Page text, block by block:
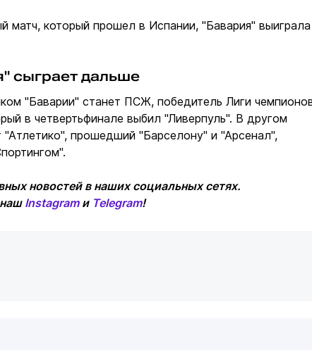
матч, который прошел в Испании, "Бавария" выиграла
сыграет дальше
"Баварии" станет ПСЖ, победитель Лиги
в четвертьфинале выбил "Ливерпуль". В другом
прошедший "Барселону" и "Арсенал",
новостей в наших социальных сетях.
Instagramи Telegram!